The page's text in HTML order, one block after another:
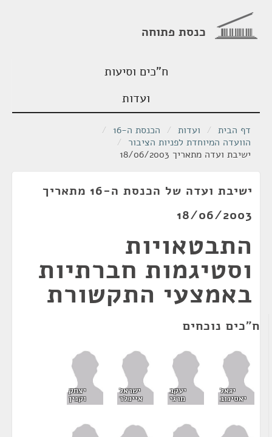
כנסת פתוחה
ח"כים וסיעות
ועדות
דף הבית / ועדות / הכנסת ה-16
/
הוועדה המיוחדת לפניות הציבור /
ישיבת ועדה מתאריך 18/06/2003
ישיבת ועדה של הכנסת ה-16 מתאריך
18/06/2003
התבטאויות
וסטיגמות חברתיות
באמצעי התקשורת
ח"כים נוכחים
יגאל
יאסינוב
יעקב
מרגי
ישראל
אייכלר
יצחק
וקנין